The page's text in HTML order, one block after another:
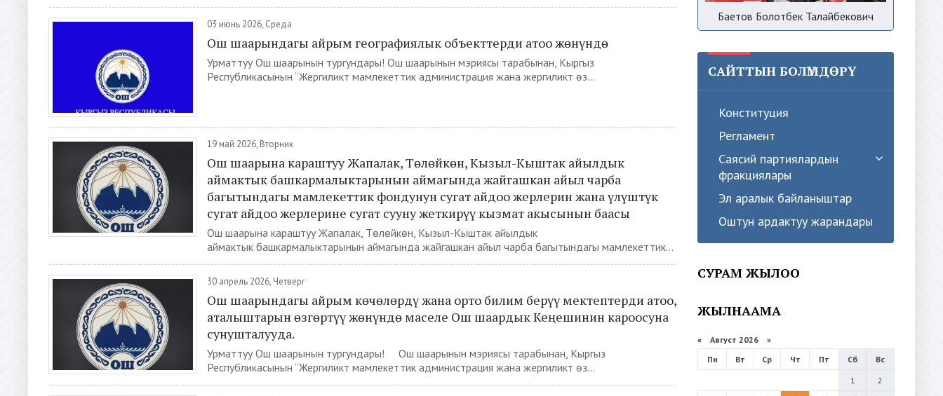
03 июнь 2026, Среда
Ош шаарындагы айрым географиялык объекттерди атоо жөнүндө
Урматтуу Ош шаарынын тургундары! Ош шаарынын мэриясы тарабынан, Кыргыз
Республикасынын “Жергиликтүү мамлекеттик администрация жана жергиликтүү өз...
19 май 2026, Вторник
Ош шаарына караштуу Жапалак, Төлөйкөн, Кызыл-Кыштак айылдык
аймактык башкармалыктарынын аймагында жайгашкан айыл чарба
багытындагы мамлекеттик фондунун сугат айдоо жерлерин жана үлүштүк
сугат айдоо жерлерине сугат сууну жеткирүү кызмат акысынын баасы
Ош шаарына караштуу Жапалак, Төлөйкөн, Кызыл-Кыштак айылдык
аймактык башкармалыктарынын аймагында жайгашкан айыл чарба багытындагы мамлекеттик...
30 апрель 2026, Четверг
Ош шаарындагы айрым көчөлөрдү жана орто билим берүү мектептерди атоо,
аталыштарын өзгөртүү жөнүндө маселе Ош шаардык Кеңешинин кароосуна
сунушталууда.
Урматтуу Ош шаарынын тургундары! Ош шаарынын мэриясы тарабынан, Кыргыз
Республикасынын “Жергиликтүү мамлекеттик администрация жана жергиликтүү өз...
Баетов Болотбек Талайбекович
САЙТТЫН БОЛҮМДӨРҮ
Конституция
Регламент
Саясий партиялардын
фракциялары
Эл аралык байланыштар
Оштун ардактуу жарандары
СУРАМ ЖЫЛОО
ЖЫЛНААМА
« Август 2026 »
Пн
Вт Ср Чт Пт Сб
Вс
1
2